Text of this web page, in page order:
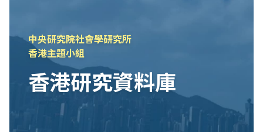
中央研究院社會學研究所
香港主題小組
香港研究資料庫